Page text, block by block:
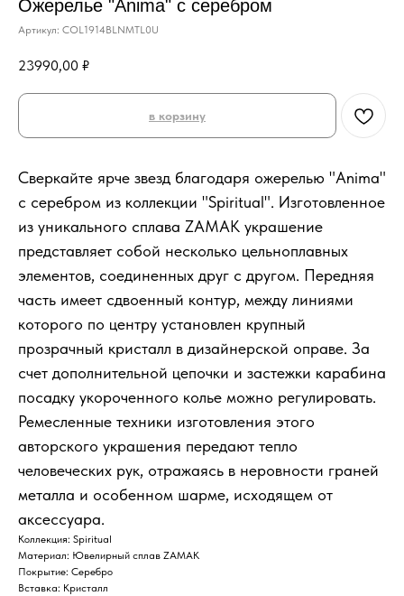
Ожерелье "Anima" с серебром
Артикул: COL1914BLNMTL0U
23990,00 ₽
в корзину
Сверкайте ярче звезд благодаря ожерелью "Anima"
с серебром из коллекции "Spiritual". Изготовленное
из уникального сплава ZAMAK украшение
представляет собой несколько цельноплавных
элементов, соединенных друг с другом. Передняя
часть имеет сдвоенный контур, между линиями
которого по центру установлен крупный
прозрачный кристалл в дизайнерской оправе. За
счет дополнительной цепочки и застежки карабина
посадку укороченного колье можно регулировать.
Ремесленные техники изготовления этого
авторского украшения передают тепло
человеческих рук, отражаясь в неровности граней
металла и особенном шарме, исходящем от
аксессуара.
Коллекция: Spiritual
Материал: Ювелирный сплав ZAMAK
Покрытие: Серебро
Вставка: Кристалл